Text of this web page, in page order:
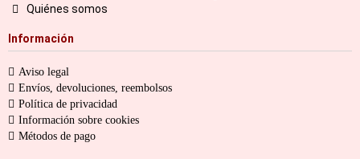
Quiénes somos
Información
Aviso legal
Envíos, devoluciones, reembolsos
Política de privacidad
Información sobre cookies
Métodos de pago